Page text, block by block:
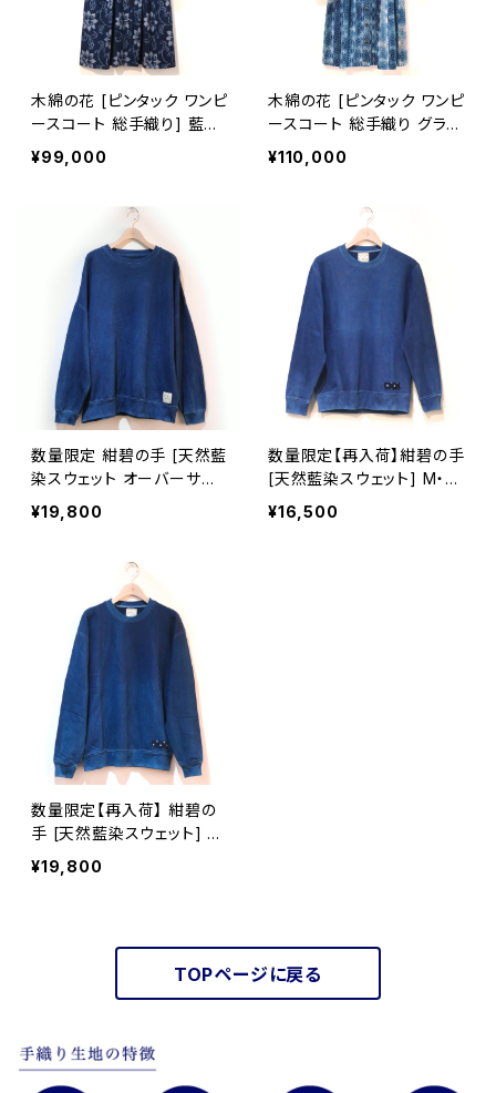
木綿の花 [ピンタック ワンピ
ースコート 総手織り] 藍染
手織り 雪割草柄 久留米か
すり 袖口2way仕立て
¥99,000
木綿の花 [ピンタック ワンピ
ースコート 総手織り グラデ
ーション] 藍染手織り 麻の
葉柄 久留米かすり 袖口2w
¥110,000
数量限定 紺碧の手 [天然藍
染スウェット オーバーサイ
ズ] M・L ※職人手染め
¥19,800
数量限定【再入荷】紺碧の手
[天然藍染スウェット] M・L
※職人手染め
¥16,500
数量限定【再入荷】 紺碧の
手 [天然藍染スウェット] X
L・2XL ※職人手染め
¥19,800
TOPページに戻る